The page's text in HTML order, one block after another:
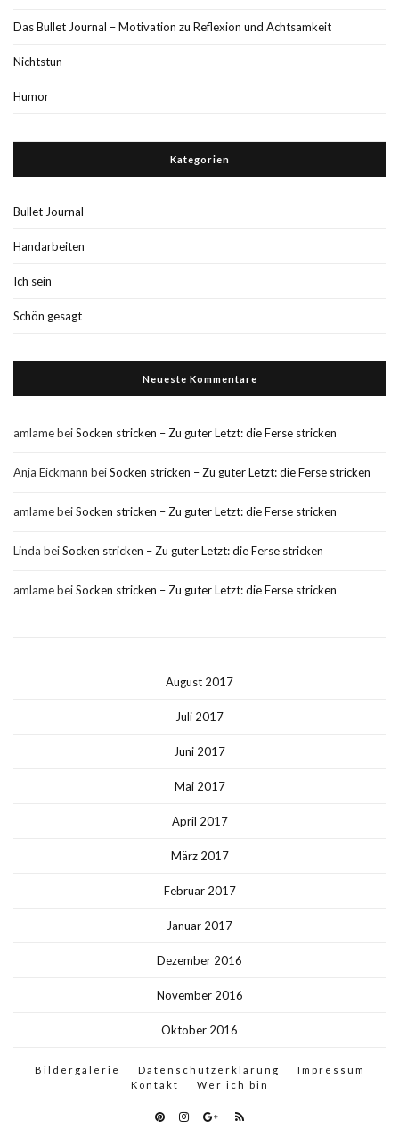
Das Bullet Journal – Motivation zu Reflexion und Achtsamkeit
Nichtstun
Humor
Kategorien
Bullet Journal
Handarbeiten
Ich sein
Schön gesagt
Neueste Kommentare
amlamebeiSocken stricken – Zu guter Letzt: die Ferse stricken
Anja Eickmann beiSocken stricken – Zu guter Letzt: die Ferse stricken
amlamebeiSocken stricken – Zu guter Letzt: die Ferse stricken
Linda beiSocken stricken – Zu guter Letzt: die Ferse stricken
amlamebeiSocken stricken – Zu guter Letzt: die Ferse stricken
August 2017
Juli 2017
Juni 2017
Mai 2017
April 2017
März 2017
Februar 2017
Januar 2017
Dezember 2016
November 2016
Oktober 2016
Bildergalerie Datenschutzerklärung
Impressum
Kontakt
Wer ich bin